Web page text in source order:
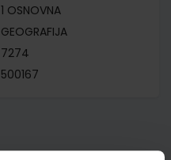
1 OSNOVNA
GEOGRAFIJA
7274
500167